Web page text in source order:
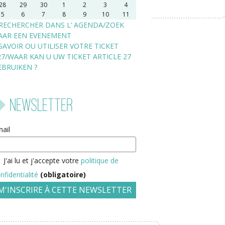
29 30 1 2 3
4
5
6 7 8 9 10 11
DANS L’ AGENDA/ZOEK
EEN EVENEMENT
OU UTILISER VOTRE TICKET
WAAR KAN U UW TICKET ARTICLE 27
?
Newsletter
J'ai lu et j'accepte votre politique de
(obligatoire)